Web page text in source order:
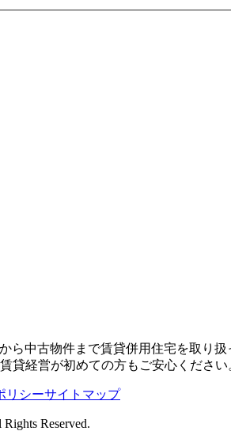
ら中古物件まで賃貸併用住宅を取り
貸経営が初めての方もご安心くださ
リシーサイトマップ
Reserved.